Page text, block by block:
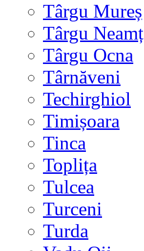
Târgu Mureș
Târgu Neamț
Târgu Ocna
Târnăveni
Techirghiol
Timișoara
Tinca
Toplița
Tulcea
Turceni
Turda